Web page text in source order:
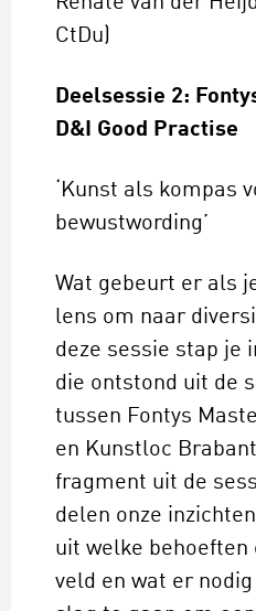
CtDu)
Deelsessie 2:
D&I Good Practise
‘Kunst als kompas
bewustwording’
Wat gebeurt er als
lens om naar
deze sessie stap je
die ontstond uit de
tussen Fontys
en Kunstloc
fragment uit de
delen onze
uit welke behoeften
veld en wat er